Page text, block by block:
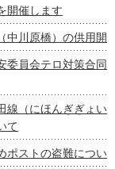
開催します
中川原橋）の供用開
委員会テロ対策合同
線（にほんぎぎょい
て
ポストの盗難につい